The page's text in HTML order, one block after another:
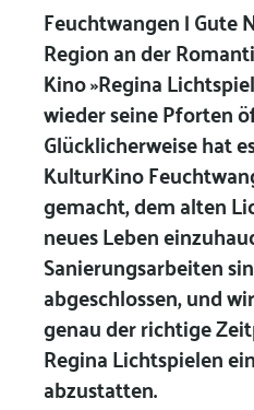
Feuchtwangen | Gute
Region an der
Kino »Regina
wieder seine Pforten
Glücklicherweise hat
KulturKino
gemacht, dem alten
neues Leben
Sanierungsarbeiten
abgeschlossen, und
genau der richtige
Regina Lichtspielen
abzustatten.